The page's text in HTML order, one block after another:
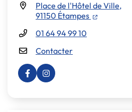
Place de l'Hôtel de Ville,
91150 Étampes
01 64 94 99 10
Contacter
Visiter la page Facebook
Visiter la page